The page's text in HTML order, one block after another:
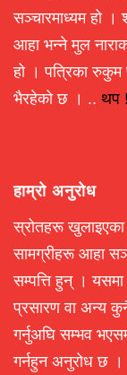
सञ्चारमाध्यम हो ।
आहा भन्ने मुल
हो । पत्रिका रुकुम
भैरहेको छ । .. थप !
हाम्रो अनुरोध
स्रोतहरू खुलाइएका
सामग्रीहरू आहा
सम्पत्ति हुन् ।
प्रसारण वा अन्य
गर्नुअघि सम्भव
गर्नहुन अनुरोध छ ।